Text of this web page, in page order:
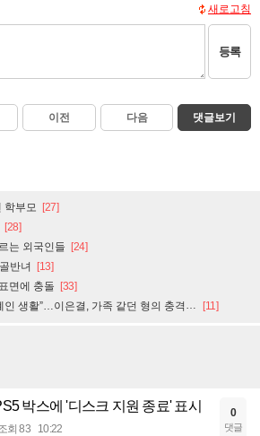
새로고침
등록
이전 다음 댓글보기
학부모 [27]
[28]
는 외국인들 [24]
반녀 [13]
면에 충돌 [33]
생활”…이은결, 가족 같던 형의 충격적 배신 [11]
박스에 '디스크 지원 종료' 표시
회 83 10:22
0
댓글